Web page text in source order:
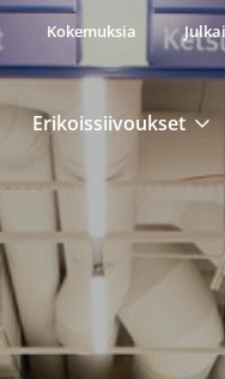
Kokemuksia
Erikoissiivoukset